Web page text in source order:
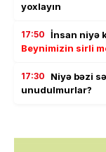
yoxlayın
17:50 İnsan niyə
Beynimizin sirli
17:30
Niyə bəzi
unudulmurlar?